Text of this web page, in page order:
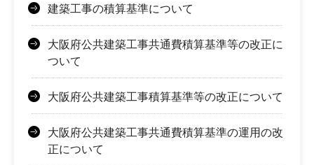
建築工事の積算基準について
大阪府公共建築工事共通費積算基準等の改正に
ついて
大阪府公共建築工事積算基準等の改正について
大阪府公共建築工事共通費積算基準の運用の改
正について